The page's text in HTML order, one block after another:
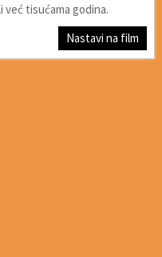
već tisućama godina.
Nastavi na film